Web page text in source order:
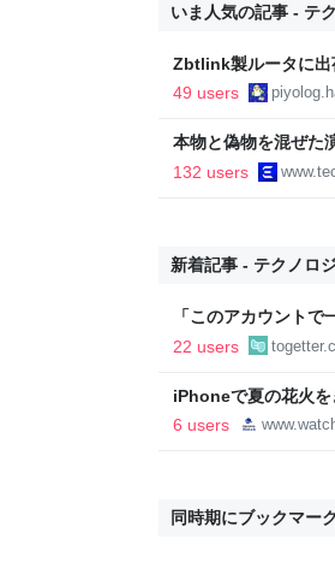
いま人気の記事 - テ
Zbtlink製ルータに出
piyolog
49 users
本物と偽物を混ぜた
ティ機関」を
TechnoEdge
132 users
新着記事 - テクノロ
「このアカウント
正論で盛大なカウン
22 users
iPhoneで夏の花火を
6 users
同時期にブックマー